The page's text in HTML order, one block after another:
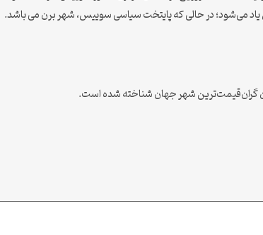
یاد می‌شود؛ در حالی که پایتخت سیاسی سوییس، شهر برن می باشد.